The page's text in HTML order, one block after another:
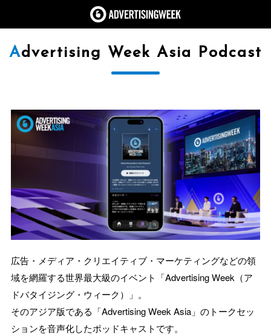
Advertising Week Asia Podcast
広告・メディア・クリエイティブ・マーケティングなどの領
域を網羅する世界最大級のイベント「Advertising Week（ア
ドバタイジング・ウィーク）」。
そのアジア版である「Advertising Week Asia」のトークセッ
ションを音声化したポッドキャストです。